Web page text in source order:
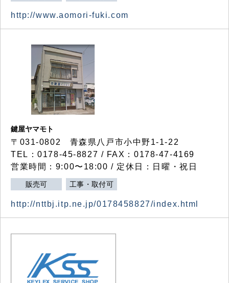
http://www.aomori-fuki.com
鍵屋ヤマモト
〒031-0802 青森県八戸市小中野1-1-22
TEL：0178-45-8827 / FAX：0178-47-4169
営業時間：9:00〜18:00 / 定休日：日曜・祝日
販売可 工事・取付可
http://nttbj.itp.ne.jp/0178458827/index.html